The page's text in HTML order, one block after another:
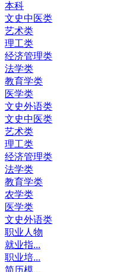
本科
文史中医类
艺术类
理工类
经济管理类
法学类
教育学类
医学类
文史外语类
文史中医类
艺术类
理工类
经济管理类
法学类
教育学类
农学类
医学类
文史外语类
职业人物
就业指...
职业培...
简历模...